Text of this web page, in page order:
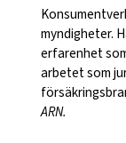
myndigheter.
erfarenhet
arbetet som
ARN.